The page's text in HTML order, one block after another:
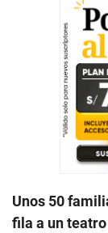
Unos 50
fila a un